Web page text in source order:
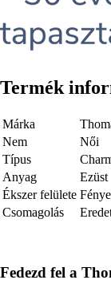
Termék
Márka
Nem
Női
Típus
Anyag
Ezüst
Ékszer felülete
Csomagolás
Fedezd fel a